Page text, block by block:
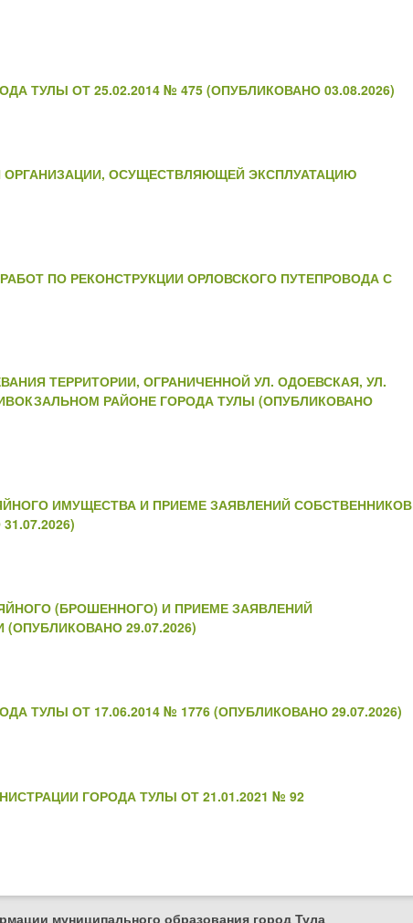
ТУЛЫ ОТ 25.02.2014 № 475 (ОПУБЛИКОВАНО 03.08.2026)
ОСУЩЕСТВЛЯЮЩЕЙ ЭКСПЛУАТАЦИЮ
ПО РЕКОНСТРУКЦИИ ОРЛОВСКОГО ПУТЕПРОВОДА С
ТЕРРИТОРИИ, ОГРАНИЧЕННОЙ УЛ. ОДОЕВСКАЯ, УЛ.
РАЙОНЕ ГОРОДА ТУЛЫ (ОПУБЛИКОВАНО
ИМУЩЕСТВА И ПРИЕМЕ ЗАЯВЛЕНИЙ СОБСТВЕННИКОВ
(БРОШЕННОГО) И ПРИЕМЕ ЗАЯВЛЕНИЙ
29.07.2026)
ТУЛЫ ОТ 17.06.2014 № 1776 (ОПУБЛИКОВАНО 29.07.2026)
ГОРОДА ТУЛЫ ОТ 21.01.2021 № 92
муниципального образования город Тула